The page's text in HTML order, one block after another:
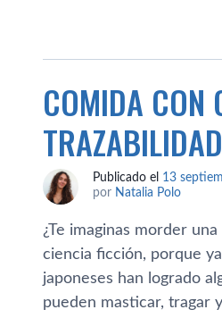
COMIDA CON
Publicado el 13
por Natalia Polo
¿Te imaginas morder
ciencia ficción, porque
japoneses han logrado
pueden masticar, tragar